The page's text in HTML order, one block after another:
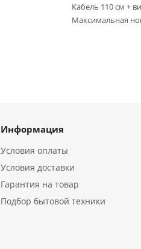
Кабель 110 см +
Максимальная
Информация
Условия оплаты
Условия доставки
Гарантия на товар
Подбор бытовой техники